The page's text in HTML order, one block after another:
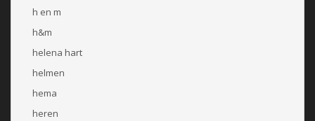
h en m
h&m
helena hart
helmen
hema
heren